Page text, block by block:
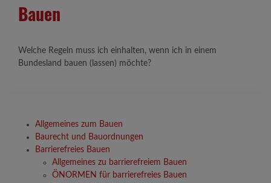
Bauen
Welche Regeln muss ich einhalten, wenn ich in einem
Bundesland bauen (lassen) möchte?
Allgemeines zum Bauen
Baurecht und Bauordnungen
Barrierefreies Bauen
Allgemeines zu barrierefreiem Bauen
ÖNORMEN für barrierefreies Bauen